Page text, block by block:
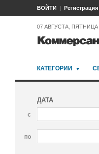
ВОЙТИ Регистрация
07 АВГУСТА, ПЯТНИЦА
КАТЕГОРИИ
ДАТА
с
по